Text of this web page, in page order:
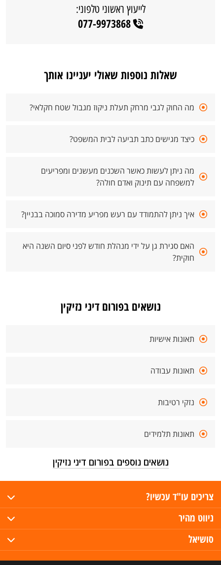
לייעוץ ראשוני טלפוני:
077-9973868
שאלות נוספות שאולי יעניינו אותך
מה החוק לגבי מרחק תעלת ניקוז מגבול שטח חקלאי?
כיצד מגישים כתב תביעה לבית המשפט?
מה ניתן לעשות כאשר השכנים מעשנים ומפריעים
למשפחה עם תינוק ואדם חולה?
איך ניתן להתמודד עם רעש מפריע מדירה סמוכה בבניין?
האם סגירת גן על ידי מנהלת חודש לפני סיום השנה היא
חוקית?
נושאים בפורום דיני נזיקין
תאונות אישיות
תאונות עבודה
נזקי רטיבות
תאונות תלמידים
נושאים נוספים בפורום דיני נזיקין
צריכים עו"ד עכשיו?
ניווט מהיר
סושיאל